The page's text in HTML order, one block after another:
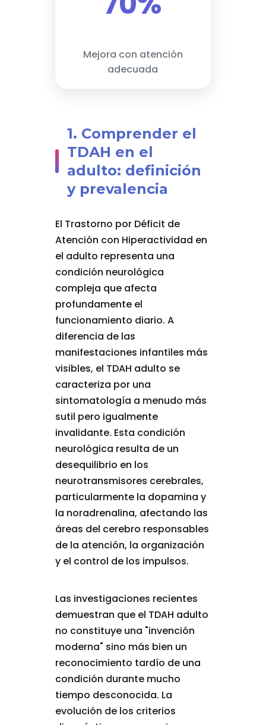
Mejora con atención
adecuada
1. Comprender el
TDAH en el
adulto: definición
y prevalencia
El Trastorno por Déficit de
Atención con Hiperactividad en
el adulto representa una
condición neurológica
compleja que afecta
profundamente el
funcionamiento diario. A
diferencia de las
manifestaciones infantiles más
visibles, el TDAH adulto se
caracteriza por una
sintomatología a menudo más
sutil pero igualmente
invalidante. Esta condición
neurológica resulta de un
desequilibrio en los
neurotransmisores cerebrales,
particularmente la dopamina y
la noradrenalina, afectando las
áreas del cerebro responsables
de la atención, la organización
y el control de los impulsos.
Las investigaciones recientes
demuestran que el TDAH adulto
no constituye una "invención
moderna" sino más bien un
reconocimiento tardío de una
condición durante mucho
tiempo desconocida. La
evolución de los criterios